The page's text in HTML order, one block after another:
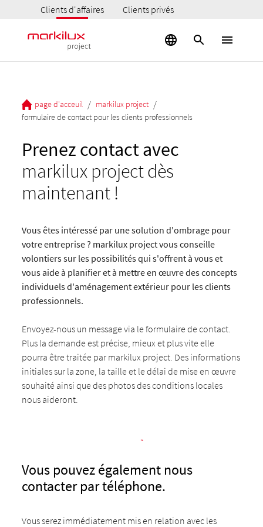
Clients d'affaires Clients privés
page d'acceuil / markilux project /
formulaire de contact pour les clients professionnels
Prenez contact avec
markilux project dès
maintenant !
Vous êtes intéressé par une solution d'ombrage pour
votre entreprise ? markilux project vous conseille
volontiers sur les possibilités qui s'offrent à vous et
vous aide à planifier et à mettre en œuvre des concepts
individuels d'aménagement extérieur pour les clients
professionnels.
Envoyez-nous un message via le formulaire de contact.
Plus la demande est précise, mieux et plus vite elle
pourra être traitée par markilux project. Des informations
initiales sur la zone, la taille et le délai de mise en œuvre
souhaité ainsi que des photos des conditions locales
nous aideront.
Vous pouvez également nous
contacter par téléphone.
Vous serez immédiatement mis en relation avec les